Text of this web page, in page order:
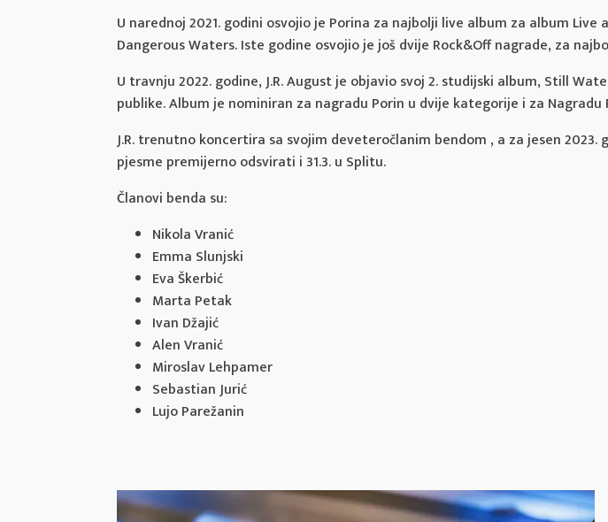
U narednoj 2021. godini osvojio je Porina za najbolji live album za album
Dangerous Waters. Iste godine osvojio je još dvije Rock&Off nagrade, za
U travnju 2022. godine, J.R. August je objavio svoj 2. studijski album, Still
publike. Album je nominiran za nagradu Porin u dvije kategorije i za
J.R. trenutno koncertira sa svojim deveteročlanim bendom , a za jesen
pjesme premijerno odsvirati i 31.3. u Splitu.
Članovi benda su:
Nikola Vranić
Emma Slunjski
Eva Škerbić
Marta Petak
Ivan Džajić
Alen Vranić
Miroslav Lehpamer
Sebastian Jurić
Lujo Parežanin